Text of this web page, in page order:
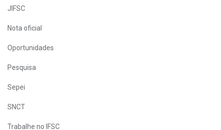
JIFSC
Nota oficial
Oportunidades
Pesquisa
Sepei
SNCT
Trabalhe no IFSC